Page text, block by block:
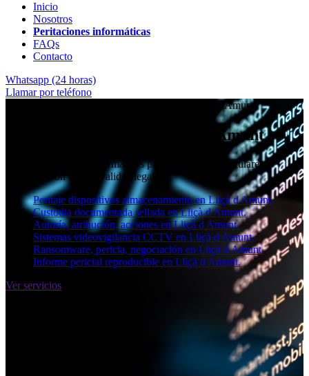
Inicio
Nosotros
Peritaciones informáticas
FAQs
Contacto
Whatsapp (24 horas)
Llamar por teléfono
Lliçà d Amunt
Perito informático en Lliçà d Amunt
Informes periciales informáticos para empresas, particulares y
abogados con toda la validez legal.
Peritaje dispositivos almacenamiento en Lliçà d Amunt.
Custodia documentada sellada en Lliçà d Amunt.
Autoría, atribución, acciones en Lliçà d Amunt.
Sistemas videovigilancia CCTV en Lliçà d Amunt.
Ransomware, pericia, negociación en Lliçà d Amunt.
Informe pericial reproducible en Lliçà d Amunt.
Ver servicios